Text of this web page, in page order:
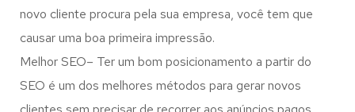
novo cliente procura pela sua empresa, você tem que
causar uma boa primeira impressão.
Melhor SEO– Ter um bom posicionamento a partir do
SEO é um dos melhores métodos para gerar novos